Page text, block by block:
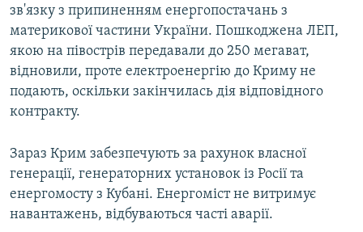
зв'язку з припиненням енергопостачань з
материкової частини України. Пошкоджена ЛЕП,
якою на півострів передавали до 250 мегават,
відновили, проте електроенергію до Криму не
подають, оскільки закінчилась дія відповідного
контракту.
Зараз Крим забезпечують за рахунок власної
генерації, генераторних установок із Росії та
енергомосту з Кубані. Енергоміст не витримує
навантажень, відбуваються часті аварії.